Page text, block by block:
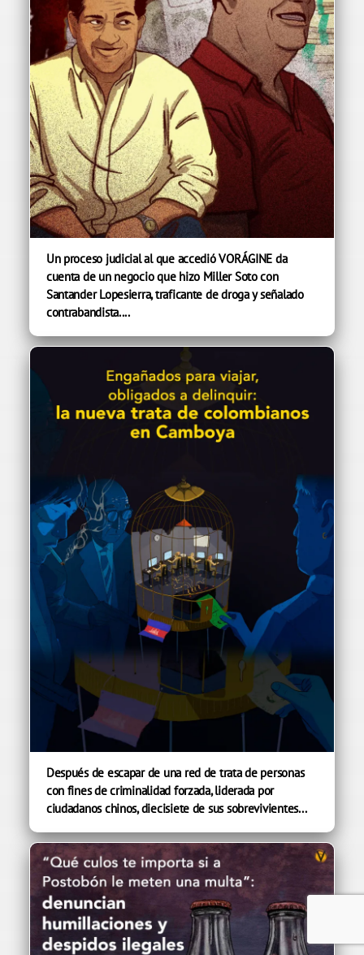
Un proceso judicial al que accedió VORÁGINE da
cuenta de un negocio que hizo Miller Soto con
Santander Lopesierra, traficante de droga y señalado
contrabandista....
Después de escapar de una red de trata de personas
con fines de criminalidad forzada, liderada por
ciudadanos chinos, diecisiete de sus sobrevivientes...